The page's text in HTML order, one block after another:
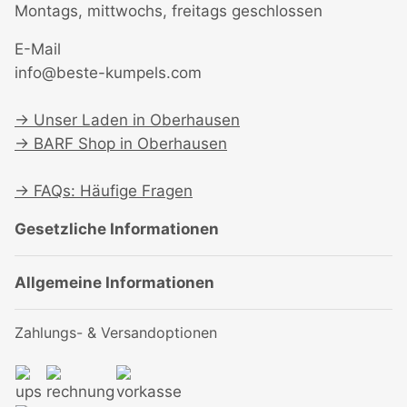
Montags, mittwochs, freitags geschlossen
E-Mail
info@beste-kumpels.com
→ Unser Laden in Oberhausen
→ BARF Shop in Oberhausen
→ FAQs: Häufige Fragen
Gesetzliche Informationen
Allgemeine Informationen
Zahlungs- & Versandoptionen